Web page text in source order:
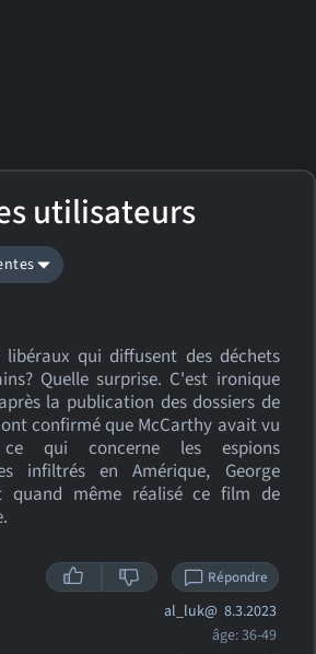
utilisateurs
libéraux qui diffusent des déchets
Quelle surprise. C'est ironique
la publication des dossiers de
confirmé que McCarthy avait vu
qui concerne les espions
infiltrés en Amérique, George
quand même réalisé ce film de
Répondre
al_luk@ 8.3.2023
âge: 36-49